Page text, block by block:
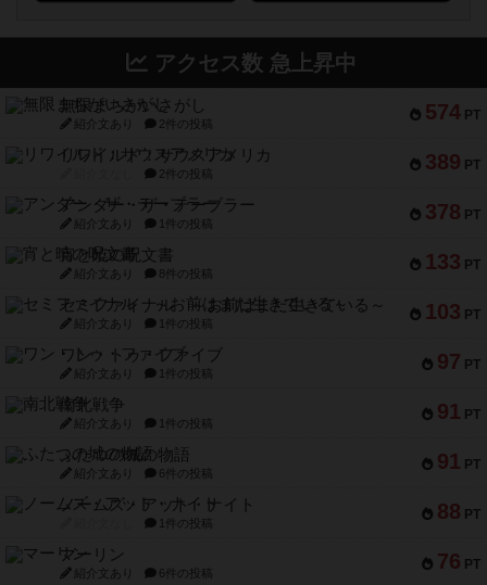
アクセス数 急上昇中
574 PT
無限まちがいさがし
紹介文あり 2件の投稿
389 PT
リワイルド：サウスアメリカ
2件の投稿
378 PT
アンダー・ザ・テーブラー
紹介文あり 1件の投稿
133 PT
宵と暁の呪文書
紹介文あり 8件の投稿
103 PT
セミファイナル ～お前はまだ生きている～
紹介文あり 1件の投稿
97 PT
ワン・トゥ・ファイブ
紹介文あり 1件の投稿
91 PT
南北戦争
紹介文あり 1件の投稿
91 PT
ふたつの城の物語
紹介文あり 6件の投稿
88 PT
ノームズ・アット・ナイト
1件の投稿
76 PT
マーリン
紹介文あり 6件の投稿